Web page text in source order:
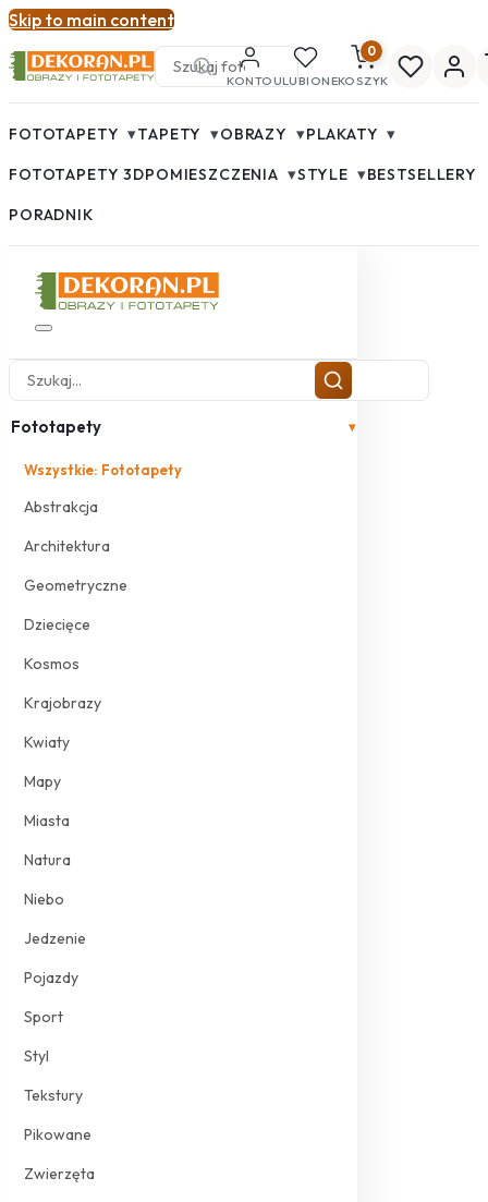
Skip to main content
KONTOULUBIONE
0
KOSZYK
FOTOTAPETY ▾TAPETY ▾OBRAZY ▾PLAKATY ▾
FOTOTAPETY 3DPOMIESZCZENIA ▾STYLE ▾BESTSELLERY
PORADNIK
Fototapety ▾
Wszystkie: Fototapety
Abstrakcja
Architektura
Geometryczne
Dziecięce
Kosmos
Krajobrazy
Kwiaty
Mapy
Miasta
Natura
Niebo
Jedzenie
Pojazdy
Sport
Styl
Tekstury
Pikowane
Zwierzęta